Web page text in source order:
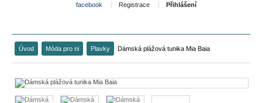
facebook Registrace Přihlášení
Úvod Móda pro ni Plavky Dámská plážová tunika Mia Baia